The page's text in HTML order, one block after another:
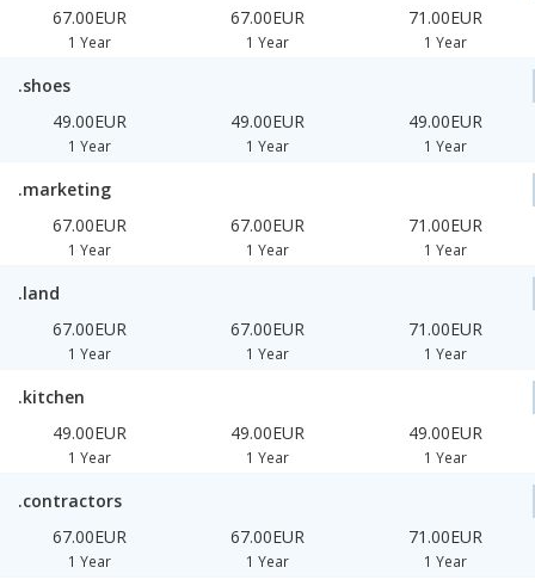
67.00EUR
1 Year
67.00EUR
1 Year
71.00EUR
1 Year
.shoes
49.00EUR
1 Year
49.00EUR
1 Year
49.00EUR
1 Year
.marketing
67.00EUR
1 Year
67.00EUR
1 Year
71.00EUR
1 Year
.land
67.00EUR
1 Year
67.00EUR
1 Year
71.00EUR
1 Year
.kitchen
49.00EUR
1 Year
49.00EUR
1 Year
49.00EUR
1 Year
.contractors
67.00EUR
1 Year
67.00EUR
1 Year
71.00EUR
1 Year